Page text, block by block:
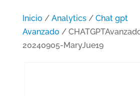
Inicio / Analytics/ Chat gpt
Avanzado /
20240905-MaryJue19